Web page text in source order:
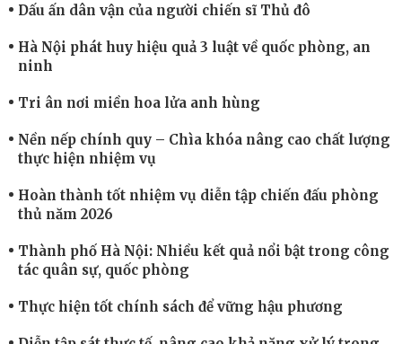
Dấu ấn dân vận của người chiến sĩ Thủ đô
Hà Nội phát huy hiệu quả 3 luật về quốc phòng, an
ninh
Tri ân nơi miền hoa lửa anh hùng
Nền nếp chính quy – Chìa khóa nâng cao chất lượng
thực hiện nhiệm vụ
Hoàn thành tốt nhiệm vụ diễn tập chiến đấu phòng
thủ năm 2026
Thành phố Hà Nội: Nhiều kết quả nổi bật trong công
tác quân sự, quốc phòng
Thực hiện tốt chính sách để vững hậu phương